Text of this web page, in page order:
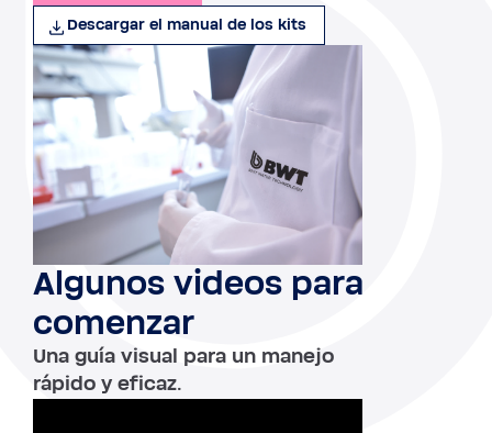
Descargar el manual de los kits
Algunos videos para
comenzar
Una guía visual para un manejo
rápido y eficaz.